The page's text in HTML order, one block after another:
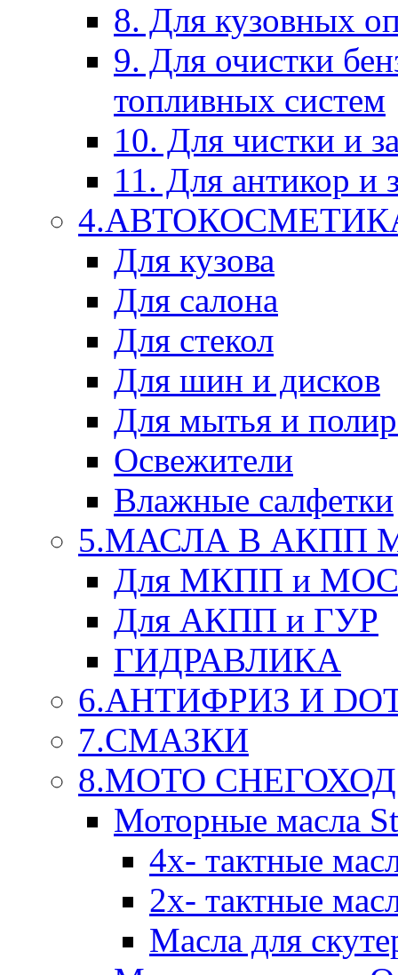
8. Для кузовных
9. Для очистки
топливных систем
10. Для чистки и
11. Для антикор и
Для кузова
Для салона
Для стекол
Для шин и дисков
Для мытья и
Освежители
Влажные салфетки
5.МАСЛА В АКПП
Для МКПП и
Для АКПП и ГУР
ГИДРАВЛИКА
6.АНТИФРИЗ И
7.СМАЗКИ
8.МОТО
Моторные масла
4х- тактные
2х- тактные
Масла для